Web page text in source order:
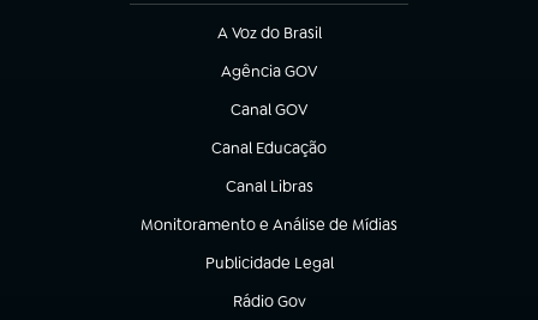
A Voz do Brasil
(abre em nova aba)
Agência GOV
(abre em nova aba)
Canal GOV
(abre em nova aba)
Canal Educação
(abre em nova aba)
Canal Libras
(abre em nova aba)
Monitoramento e Análise de Mídias
(abre em nova aba)
Publicidade Legal
(abre em nova aba)
Rádio Gov
(abre em nova aba)